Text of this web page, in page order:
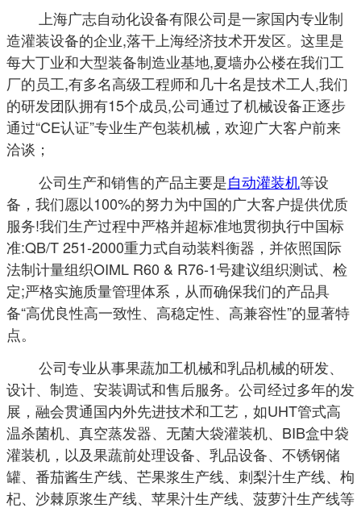
上海广志自动化设备有限公司是一家国内专业制
造灌装设备的企业,落干上海经济技术开发区。这里是
每大丁业和大型装备制造业基地,夏墙办公楼在我们工
厂的员工,有多名高级工程师和几十名是技术工人,我们
的研发团队拥有15个成员,公司通过了机械设备正逐步
通过“CE认证”专业生产包装机械，欢迎广大客户前来
洽谈；
公司生产和销售的产品主要是自动灌装机等设
备，我们愿以100%的努力为中国的广大客户提供优质
服务!我们生产过程中严格并超标准地贯彻执行中国标
准:QB/T 251-2000重力式自动装料衡器，并依照国际
法制计量组织OIML R60 & R76-1号建议组织测试、检
定;严格实施质量管理体系，从而确保我们的产品具
备“高优良性高一致性、高稳定性、高兼容性”的显著特
点。
公司专业从事果蔬加工机械和乳品机械的研发、
设计、制造、安装调试和售后服务。公司经过多年的发
展，融会贯通国内外先进技术和工艺，如UHT管式高
温杀菌机、真空蒸发器、无菌大袋灌装机、BIB盒中袋
灌装机，以及果蔬前处理设备、乳品设备、不锈钢储
罐、番茄酱生产线、芒果浆生产线、刺梨汁生产线、枸
杞、沙棘原浆生产线、苹果汁生产线、菠萝汁生产线等